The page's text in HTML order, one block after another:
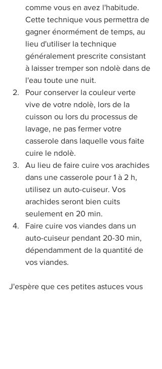
comme vous en avez l'habitude.
Cette technique vous permettra de
gagner énormément de temps, au
lieu d'utiliser la technique
généralement prescrite consistant
à laisser tremper son ndolè dans de
l'eau toute une nuit.
Pour conserver la couleur verte
vive de votre ndolè, lors de la
cuisson ou lors du processus de
lavage, ne pas fermer votre
casserole dans laquelle vous faite
cuire le ndolè.
Au lieu de faire cuire vos arachides
dans une casserole pour 1 à 2 h,
utilisez un auto-cuiseur. Vos
arachides seront bien cuits
seulement en 20 min.
Faire cuire vos viandes dans un
auto-cuiseur pendant 20-30 min,
dépendamment de la quantité de
vos viandes.
J'espère que ces petites astuces vous